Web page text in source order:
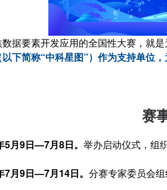
据要素开发应用的全国性大赛，就
下简称“中科星图”）作为支持单位
赛
5月9日—7月8日。 举办启动仪式，组
月9日—7月14日。 分赛专家委员会